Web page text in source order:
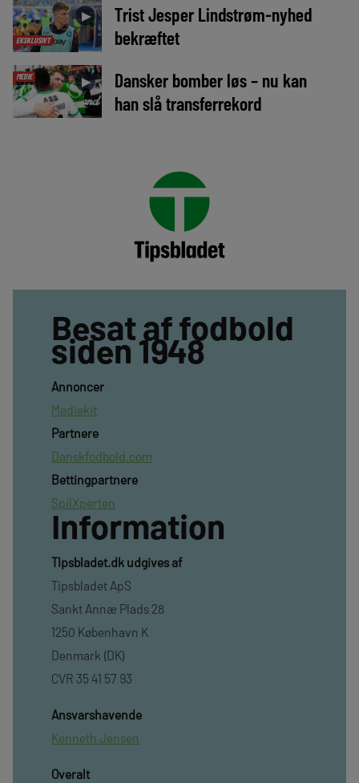
EKSKLUSIVT
►
Trist Jesper Lindstrøm-nyhed
bekræftet
MEDIE ►
Dansker bomber løs – nu kan
han slå transferrekord
Besat af fodbold
siden 1948
Annoncer
Mediekit
Partnere
Danskfodbold.com
Bettingpartnere
SpilXperten
Information
TIpsbladet.dk udgives af
Tipsbladet ApS
Sankt Annæ Plads 28
1250 København K
Denmark (DK)
CVR 35 41 57 93
Ansvarshavende
Kenneth Jensen
Overalt